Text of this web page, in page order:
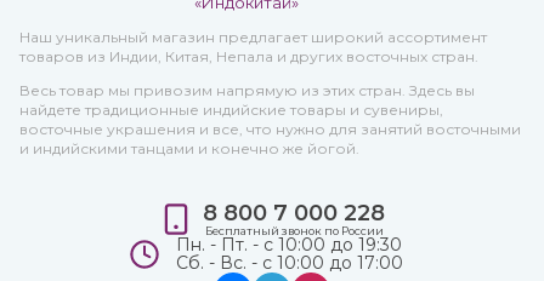
Наш уникальный магазин предлагает широкий ассортимент
товаров из Индии, Китая, Непала и других восточных стран.
Весь товар мы привозим напрямую из этих стран. Здесь вы
найдете традиционные индийские товары и сувениры,
восточные украшения и все, что нужно для занятий восточными
и индийскими танцами и конечно же йогой.
8 800 7 000 228
Бесплатный звонок по России
Пн. - Пт. - с 10:00 до 19:30
Сб. - Вс. - с 10:00 до 17:00